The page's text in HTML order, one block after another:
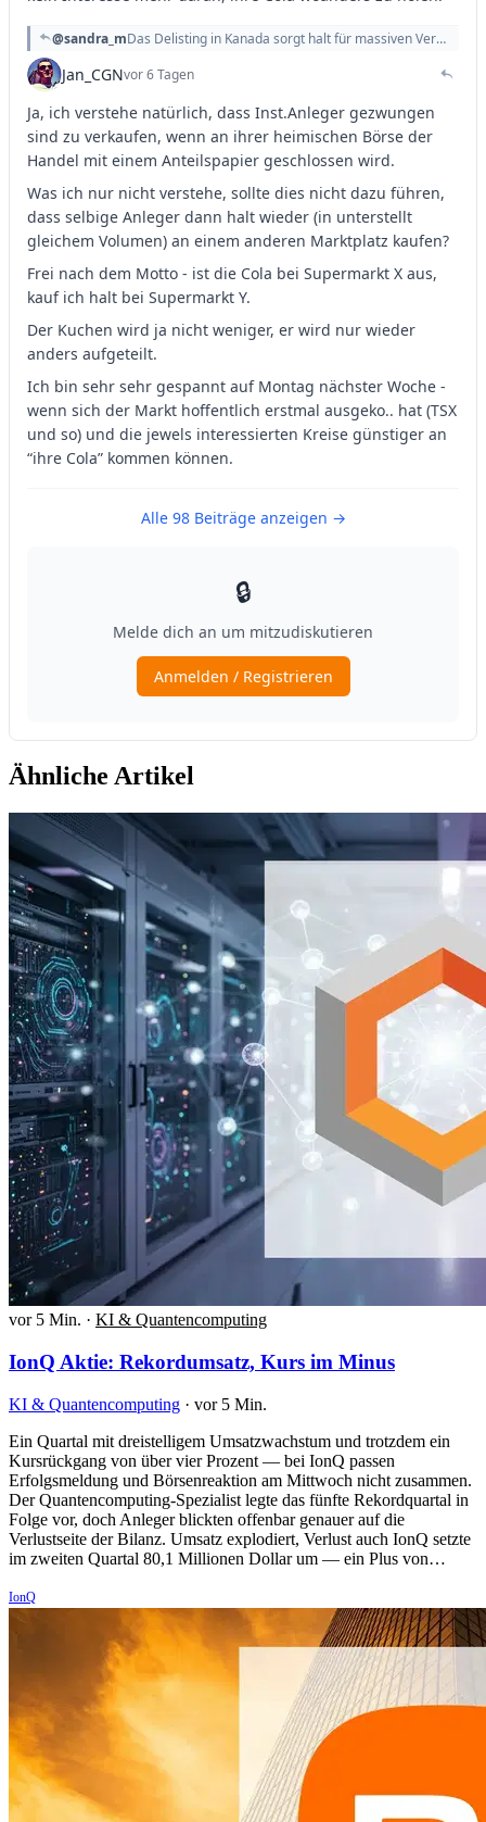
Ähnliche Artikel
vor 5 Min. · KI & Quantencomputing
IonQ Aktie: Rekordumsatz, Kurs im Minus
KI & Quantencomputing · vor 5 Min.
Ein Quartal mit dreistelligem Umsatzwachstum und trotzdem ein
Kursrückgang von über vier Prozent — bei IonQ passen
Erfolgsmeldung und Börsenreaktion am Mittwoch nicht zusammen.
Der Quantencomputing-Spezialist legte das fünfte Rekordquartal in
Folge vor, doch Anleger blickten offenbar genauer auf die
Verlustseite der Bilanz. Umsatz explodiert, Verlust auch IonQ setzte
im zweiten Quartal 80,1 Millionen Dollar um — ein Plus von…
IonQ